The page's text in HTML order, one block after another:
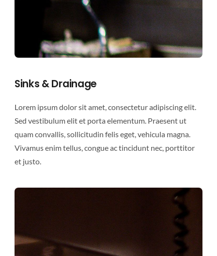
Sinks & Drainage
Lorem ipsum dolor sit amet, consectetur adipiscing elit.
Sed vestibulum elit et porta elementum. Praesent ut
quam convallis, sollicitudin felis eget, vehicula magna.
Vivamus enim tellus, congue ac tincidunt nec, porttitor
et justo.